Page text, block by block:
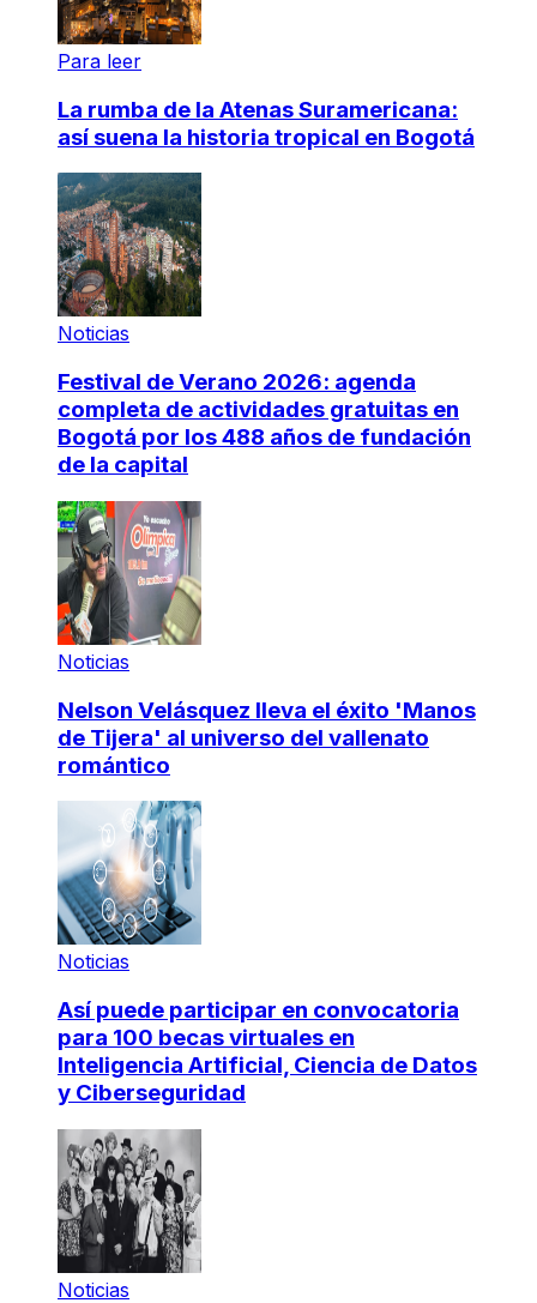
Para leer
La rumba de la Atenas Suramericana:
así suena la historia tropical en Bogotá
Noticias
Festival de Verano 2026: agenda
completa de actividades gratuitas en
Bogotá por los 488 años de fundación
de la capital
Noticias
Nelson Velásquez lleva el éxito 'Manos
de Tijera' al universo del vallenato
romántico
Noticias
Así puede participar en convocatoria
para 100 becas virtuales en
Inteligencia Artificial, Ciencia de Datos
y Ciberseguridad
Noticias